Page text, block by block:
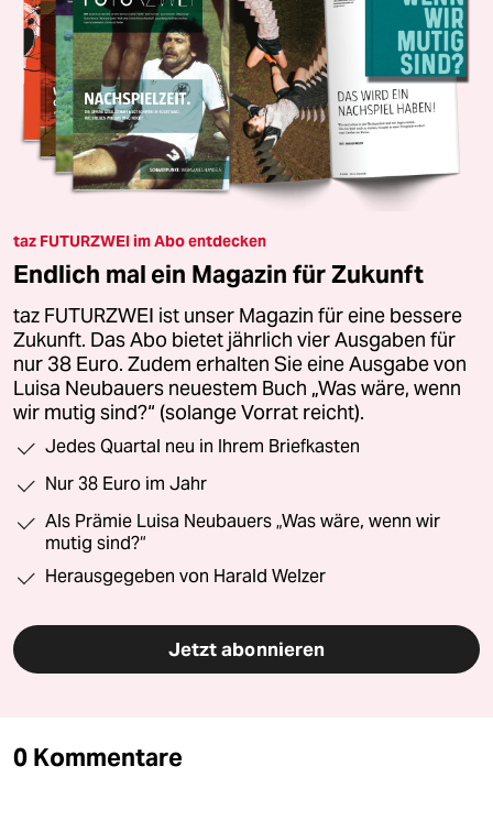
taz FUTURZWEI im Abo entdecken
Endlich mal ein Magazin für Zukunft
taz FUTURZWEI ist unser Magazin für eine bessere
Zukunft. Das Abo bietet jährlich vier Ausgaben für
nur 38 Euro. Zudem erhalten Sie eine Ausgabe von
Luisa Neubauers neuestem Buch „Was wäre, wenn
wir mutig sind?“ (solange Vorrat reicht).
Jedes Quartal neu in Ihrem Briefkasten
Nur 38 Euro im Jahr
Als Prämie Luisa Neubauers „Was wäre, wenn wir
mutig sind?“
Herausgegeben von Harald Welzer
Jetzt abonnieren
0 Kommentare